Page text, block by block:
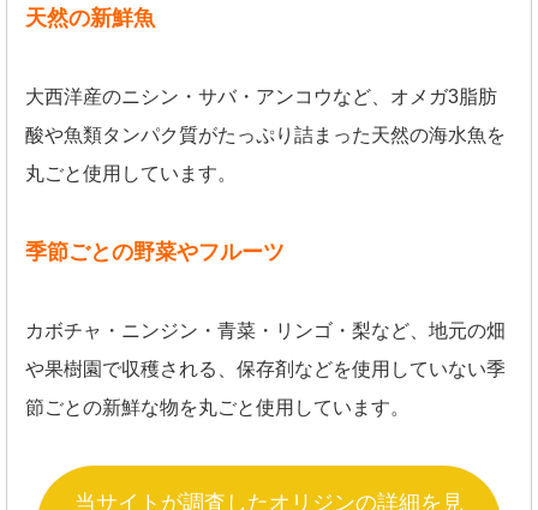
天然の新鮮魚
大西洋産のニシン・サバ・アンコウなど、オメガ3脂肪
酸や魚類タンパク質がたっぷり詰まった天然の海水魚を
丸ごと使用しています。
季節ごとの野菜やフルーツ
カボチャ・ニンジン・青菜・リンゴ・梨など、地元の畑
や果樹園で収穫される、保存剤などを使用していない季
節ごとの新鮮な物を丸ごと使用しています。
当サイトが調査したオリジンの詳細を見